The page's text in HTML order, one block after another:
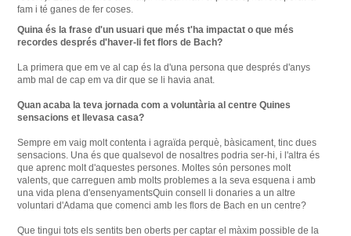
fam i té ganes de fer coses
Quina és la frase d'un usuari que més t'ha impactat o que més
recordes després d'haver-li fet flors de Bach?
La primera que em ve al cap és la d'una persona que després d'anys
amb mal de cap em va dir que se li havia anat
Quan acaba la teva jornada com a voluntària al centre Quines
sensacions et llevasa casa?
Sempre em vaig molt contenta i agraïda perquè, bàsicament tinc dues
sensacions Una és que qualsevol de nosaltres podria ser-hi i l'altra és
que aprenc molt d'aquestes persones Moltes són persones molt
valents, que carreguen amb molts problemes a la seva esquena i amb
una vida plena d'ensenyamentsQuin consell li donaries a un altre
voluntari d'Adama que comenci amb les flors de Bach en un centre?
Que tingui tots els sentits ben oberts per captar el màxim possible de la